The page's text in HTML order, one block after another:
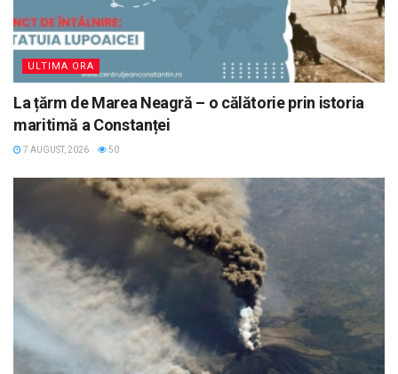
ULTIMA ORA
La țărm de Marea Neagră – o călătorie prin istoria
maritimă a Constanței
7 AUGUST, 2026 50